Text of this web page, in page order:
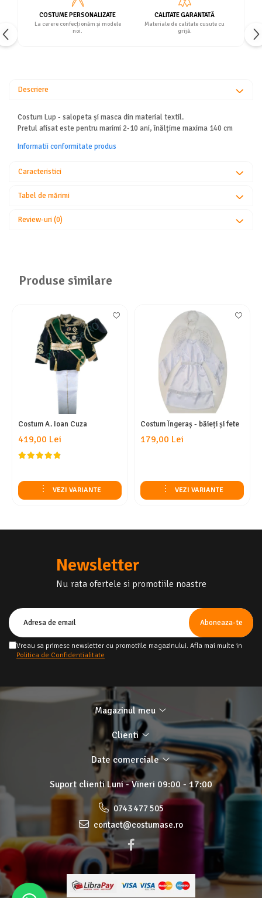
COSTUME PERSONALIZATE
La cerere confecționăm și modele
noi.
CALITATE GARANTATĂ
Materiale de calitate cusute cu
grijă.
Descriere
Costum Lup - salopeta și masca din material textil.
Pretul afisat este pentru marimi 2-10 ani, înălțime maxima 140 cm
Informatii conformitate produs
Caracteristici
Tabel de mărimi
Review-uri(0)
Produse similare
Costum A. Ioan Cuza
419,00 Lei
VEZI VARIANTE
Costum Îngeraș - băieți și fete
179,00 Lei
VEZI VARIANTE
Newsletter
Nu rata ofertele si promotiile noastre
Vreau sa primesc newsletter cu promotiile magazinului. Afla mai multe in
Politica de Confidentialitate
Magazinul meu
Clienti
Date comerciale
Suport clienti Luni - Vineri 09:00 - 17:00
0743 477 505
contact@costumase.ro